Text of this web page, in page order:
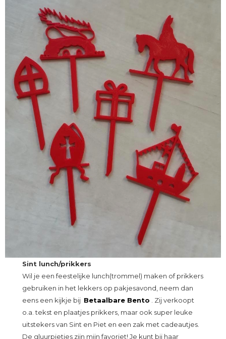
Sint lunch/prikkers
Wil je een feestelijke lunch(trommel) maken of prikkers
gebruiken in het lekkers op pakjesavond, neem dan
eens een kijkje bij Betaalbare Bento
. Zij verkoopt
o.a. tekst en plaatjes prikkers, maar ook super leuke
uitstekers van Sint en Piet en een zak met cadeautjes.
De gluurpietjes zijn mijn favoriet! Je kunt bij haar